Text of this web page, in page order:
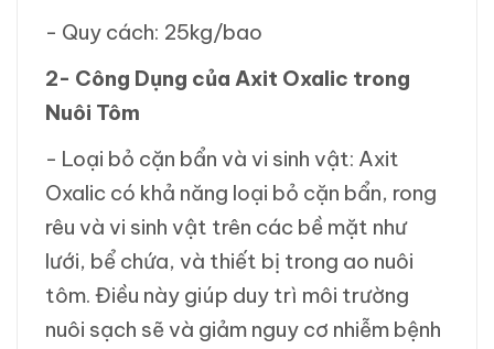
- Quy cách: 25kg/bao
2- Công Dụng của Axit Oxalic trong
Nuôi Tôm
- Loại bỏ cặn bẩn và vi sinh vật: Axit
Oxalic có khả năng loại bỏ cặn bẩn, rong
rêu và vi sinh vật trên các bề mặt như
lưới, bể chứa, và thiết bị trong ao nuôi
tôm. Điều này giúp duy trì môi trường
nuôi sạch sẽ và giảm nguy cơ nhiễm bệnh